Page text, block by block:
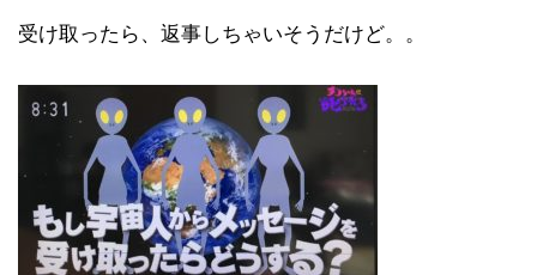
受け取ったら、返事しちゃいそうだけど。。